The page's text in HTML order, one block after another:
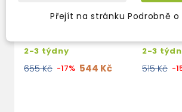
PRIME TIME 5 CLASS
2-3 týdny
655 Kč -17% 544 Kč
PRIME
2-3
515 Kč -
Přejít na stránku Podrobně o